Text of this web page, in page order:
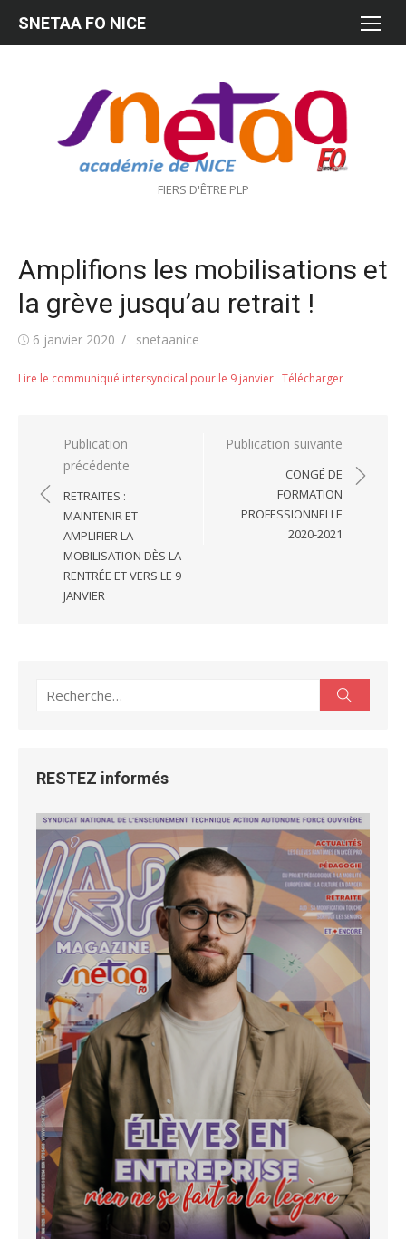
FIERS D'ÊTRE PLP
SNETAA FO NICE
Amplifions les mobilisations et
la grève jusqu’au retrait !
Publié6 janvier 2020 Auteur/autrice
snetaanice
Lire le communiqué intersyndical pour le 9 janvier Télécharger
Navigation
l’article
Publication
précédente
RETRAITES :
MAINTENIR ET
AMPLIFIER LA
MOBILISATION DÈS LA
RENTRÉE ET VERS LE 9
JANVIER
Publication suivante
CONGÉ DE
FORMATION
PROFESSIONNELLE
2020-2021
Recherche
RESTEZ informés